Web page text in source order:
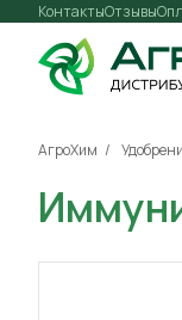
КонтактыОтзывы
АгроХим